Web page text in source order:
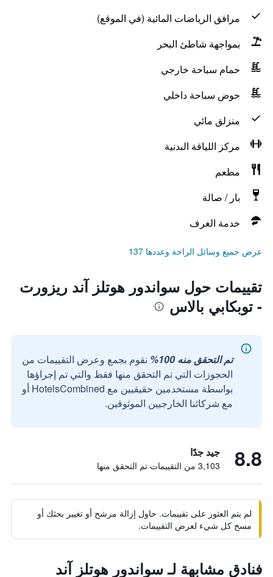
مرافق الرياضات المائية (في الموقع)
بمواجهة شاطئ البحر
حمام سباحة خارجي
حوض سباحة داخلي
منزلق مائي
مركز اللياقة البدنية
مطعم
بار / صالة
خدمة الغرف
عرض جميع وسائل الراحة وعددها 137
تقييمات حول سواندور هوتلز آند ريزورت
- توبكابي بالاس
تم التحقق منه 100%
نقوم بجمع وعرض التقييمات من
الحجوزات التي تم التحقق منها فقط والتي تم إجراؤها
بواسطة مستخدمين حقيقيين مع HotelsCombined أو
مع شركائنا الخارجيين الموثوقين.
8.8 جيد جدًا
3,103 من التقييمات تم التحقق منها
لم يتم العثور على تقييمات. حاول إزالة مرشح أو تغيير بحثك أو
مسح كل شيء لعرض التقييمات.
فنادق مشابهة لـ سواندور هوتلز آند